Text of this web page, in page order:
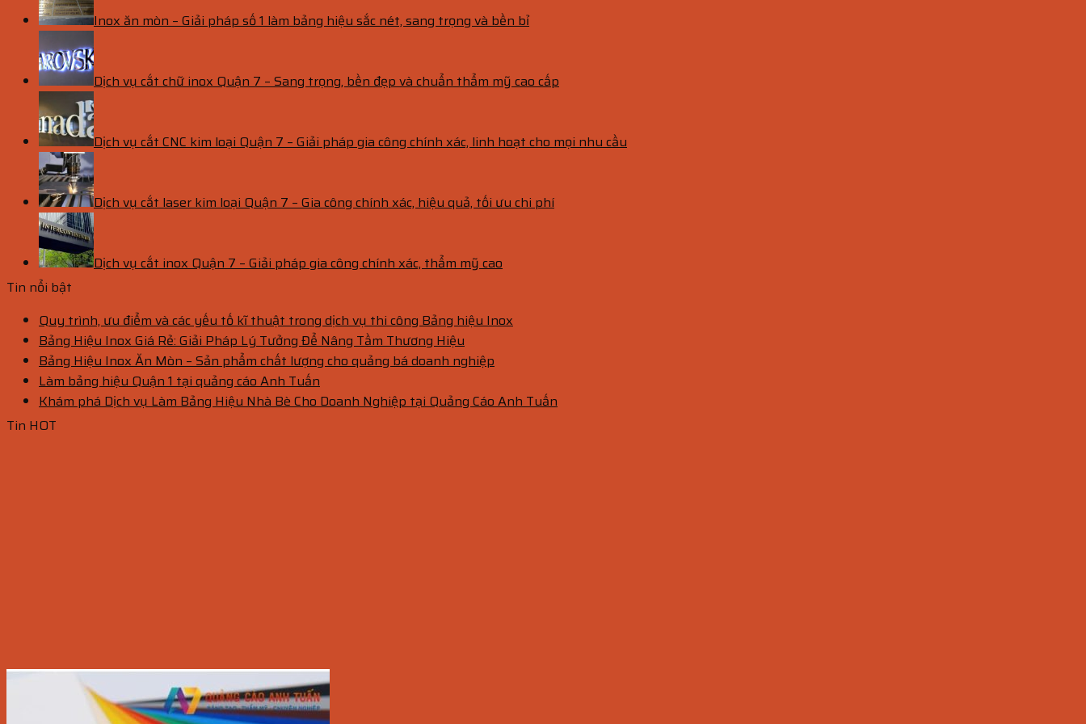
Inox ăn mòn – Giải pháp số 1 làm bảng hiệu sắc nét, sang trọng và bền bỉ
Dịch vụ cắt chữ inox Quận 7 – Sang trọng, bền đẹp và chuẩn thẩm mỹ cao cấp
Dịch vụ cắt CNC kim loại Quận 7 – Giải pháp gia công chính xác, linh hoạt cho mọi nhu cầu
Dịch vụ cắt laser kim loại Quận 7 – Gia công chính xác, hiệu quả, tối ưu chi phí
Dịch vụ cắt inox Quận 7 – Giải pháp gia công chính xác, thẩm mỹ cao
Tin nổi bật
Quy trình, ưu điểm và các yếu tố kĩ thuật trong dịch vụ thi công Bảng hiệu Inox
Bảng Hiệu Inox Giá Rẻ: Giải Pháp Lý Tưởng Để Nâng Tầm Thương Hiệu
Bảng Hiệu Inox Ăn Mòn – Sản phẩm chất lượng cho quảng bá doanh nghiệp
Làm bảng hiệu Quận 1 tại quảng cáo Anh Tuấn
Khám phá Dịch vụ Làm Bảng Hiệu Nhà Bè Cho Doanh Nghiệp tại Quảng Cáo Anh Tuấn
Tin HOT